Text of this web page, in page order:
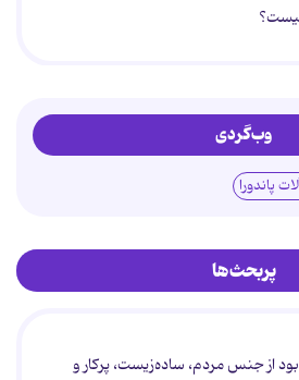
وب‌گردی
پاندورا
پربحث‌ها
از جنس مردم، ساده‌زیست، پرکار و